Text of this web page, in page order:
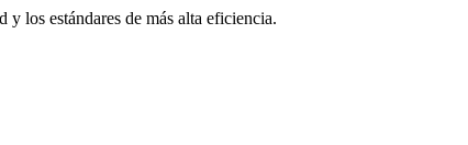
los estándares de más alta eficiencia.